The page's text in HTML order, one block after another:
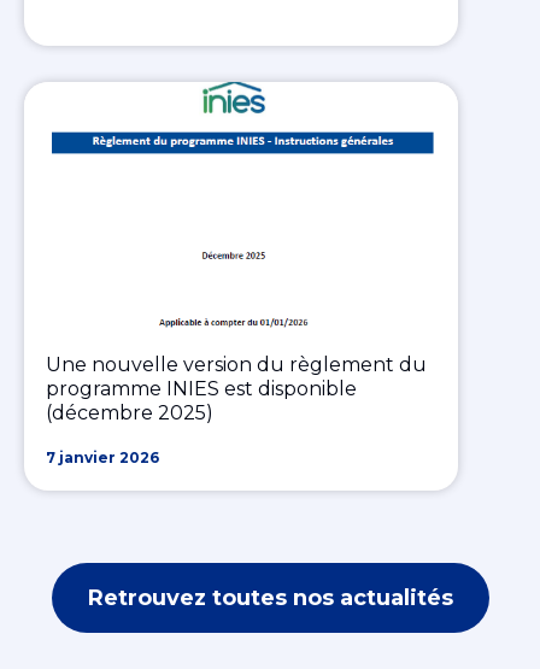
Une nouvelle version du règlement du
programme INIES est disponible
(décembre 2025)
7 janvier 2026
Retrouvez toutes nos actualités